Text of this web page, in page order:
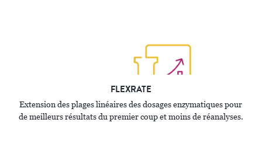
FLEXRATE
Extension des plages linéaires des dosages enzymatiques pour
de meilleurs résultats du premier coup et moins de réanalyses.